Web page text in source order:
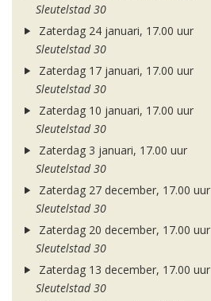
Sleutelstad 30
Zaterdag 24 januari, 17.00 uur
Sleutelstad 30
Zaterdag 17 januari, 17.00 uur
Sleutelstad 30
Zaterdag 10 januari, 17.00 uur
Sleutelstad 30
Zaterdag 3 januari, 17.00 uur
Sleutelstad 30
Zaterdag 27 december, 17.00 uur
Sleutelstad 30
Zaterdag 20 december, 17.00 uur
Sleutelstad 30
Zaterdag 13 december, 17.00 uur
Sleutelstad 30